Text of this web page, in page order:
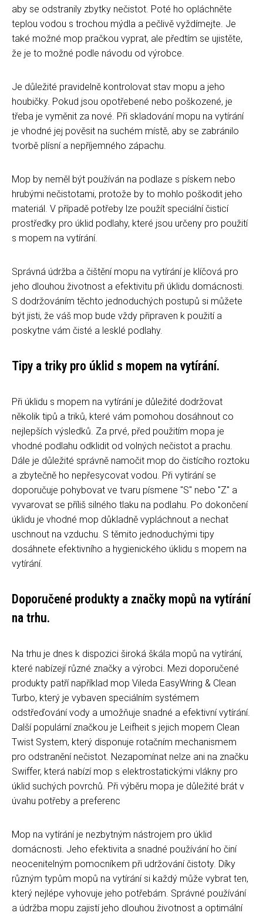
aby se odstranily zbytky nečistot. Poté ho opláchněte
teplou vodou s trochou mýdla a pečlivě vyždímejte. Je
také možné mop pračkou vyprat, ale předtím se ujistěte,
že je to možné podle návodu od výrobce.
Je důležité pravidelně kontrolovat stav mopu a jeho
houbičky. Pokud jsou opotřebené nebo poškozené, je
třeba je vyměnit za nové. Při skladování mopu na vytírání
je vhodné jej pověsit na suchém místě, aby se zabránilo
tvorbě plísní a nepříjemného zápachu.
Mop by neměl být používán na podlaze s pískem nebo
hrubými nečistotami, protože by to mohlo poškodit jeho
materiál. V případě potřeby lze použít speciální čisticí
prostředky pro úklid podlahy, které jsou určeny pro použití
s mopem na vytírání.
Správná údržba a čištění mopu na vytírání je klíčová pro
jeho dlouhou životnost a efektivitu při úklidu domácnosti.
S dodržováním těchto jednoduchých postupů si můžete
být jisti, že váš mop bude vždy připraven k použití a
poskytne vám čisté a lesklé podlahy.
Tipy a triky pro úklid s mopem na vytírání.
Při úklidu s mopem na vytírání je důležité dodržovat
několik tipů a triků, které vám pomohou dosáhnout co
nejlepších výsledků. Za prvé, před použitím mopa je
vhodné podlahu odklidit od volných nečistot a prachu.
Dále je důležité správně namočit mop do čistícího roztoku
a zbytečně ho nepřesycovat vodou. Při vytírání se
doporučuje pohybovat ve tvaru písmene "S" nebo "Z" a
vyvarovat se příliš silného tlaku na podlahu. Po dokončení
úklidu je vhodné mop důkladně vypláchnout a nechat
uschnout na vzduchu. S těmito jednoduchými tipy
dosáhnete efektivního a hygienického úklidu s mopem na
vytírání.
Doporučené produkty a značky mopů na vytírání
na trhu.
Na trhu je dnes k dispozici široká škála mopů na vytírání,
které nabízejí různé značky a výrobci. Mezi doporučené
produkty patří například mop Vileda EasyWring & Clean
Turbo, který je vybaven speciálním systémem
odstřeďování vody a umožňuje snadné a efektivní vytírání.
Další populární značkou je Leifheit s jejich mopem Clean
Twist System, který disponuje rotačním mechanismem
pro odstranění nečistot. Nezapomínat nelze ani na značku
Swiffer, která nabízí mop s elektrostatickými vlákny pro
úklid suchých povrchů. Při výběru mopa je důležité brát v
úvahu potřeby a preferenc
Mop na vytírání je nezbytným nástrojem pro úklid
domácnosti. Jeho efektivita a snadné používání ho činí
neocenitelným pomocníkem při udržování čistoty. Díky
různým typům mopů na vytírání si každý může vybrat ten,
který nejlépe vyhovuje jeho potřebám. Správné používání
a údržba mopu zajistí jeho dlouhou životnost a optimální